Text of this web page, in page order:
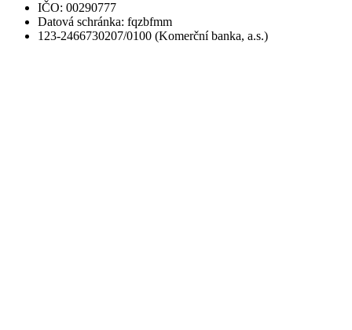
IČO: 00290777
Datová schránka: fqzbfmm
123-2466730207/0100 (Komerční banka, a.s.)